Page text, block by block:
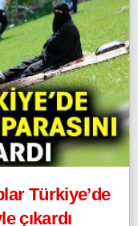
Türkiye’de
çıkardı